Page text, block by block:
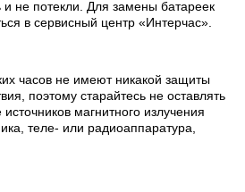
и не потекли. Для замены батареек
в сервисный центр «Интерчас».
часов не имеют никакой защиты
поэтому старайтесь не оставлять
магнитного излучения
теле- или радиоаппаратура,